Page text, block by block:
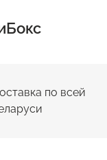
по всей